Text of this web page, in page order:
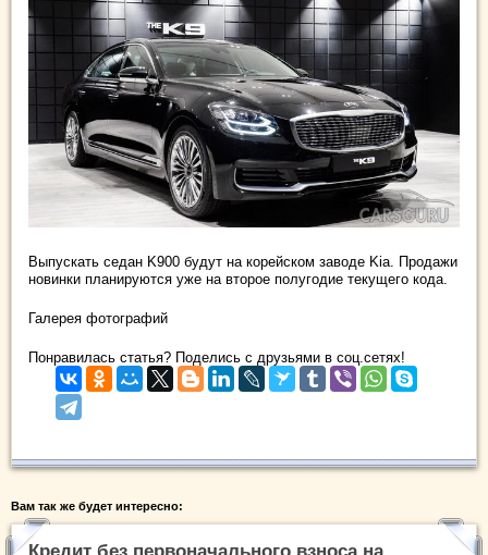
Выпускать седан K900 будут на корейском заводе Kia. Продажи
новинки планируются уже на второе полугодие текущего кода.
Галерея фотографий
Понравилась статья? Поделись с друзьями в соц.сетях!
Вам так же будет интересно: